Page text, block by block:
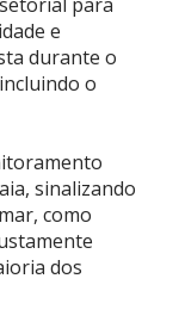
e
durante o
o
sinalizando
como
dos